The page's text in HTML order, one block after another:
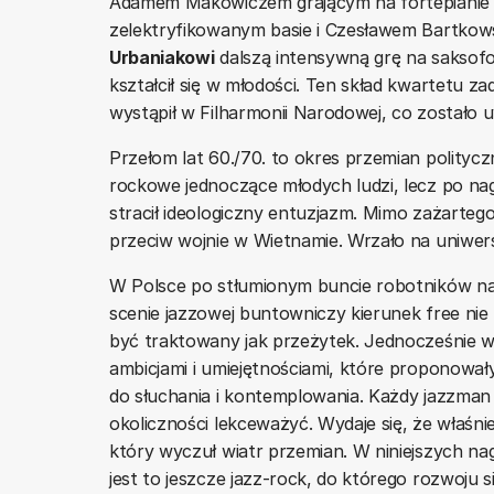
zelektryfikowanym basie i Czesławem
Urbaniakowidalszą intensywną grę na
kształcił się w młodości. Ten skład kwartetu
wystąpił w Filharmonii Narodowej, co zostało
Przełom lat 60./70. to okres przemian
rockowe jednoczące młodych ludzi, lecz po
stracił ideologiczny entuzjazm. Mimo
przeciw wojnie w Wietnamie. Wrzało na
W Polsce po stłumionym buncie robotników
scenie jazzowej buntowniczy kierunek free
być traktowany jak przeżytek. Jednocześnie
ambicjami i umiejętnościami, które
do słuchania i kontemplowania. Każdy
okoliczności lekceważyć. Wydaje się, że
który wyczuł wiatr przemian. W niniejszych
jest to jeszcze jazz-rock, do którego rozwoju